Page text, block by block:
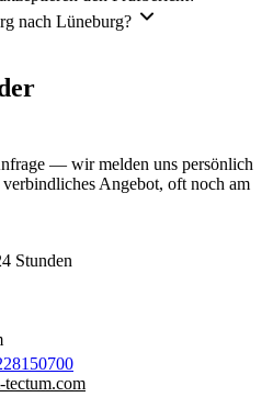
nach Lüneburg?
— wir melden uns persönlich
Angebot, oft noch am
Stunden
tectum.com